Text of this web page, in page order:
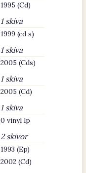
1995 (Cd)
1 skiva
1999 (cd s)
1 skiva
2005 (Cds)
1 skiva
2005 (Cd)
1 skiva
0 vinyl lp
2 skivor
1993 (Ep)
2002 (Cd)